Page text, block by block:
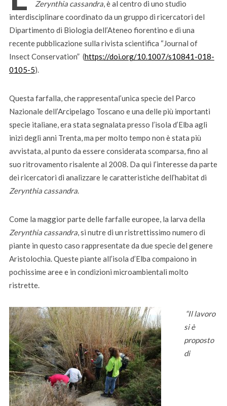
Zerynthia cassandra, è al centro di uno studio
interdisciplinare coordinato da un gruppo di ricercatori del
Dipartimento di Biologia dell’Ateneo fiorentino e di una
recente pubblicazione sulla rivista scientifica “Journal of
Insect Conservation” (https://doi.org/10.1007/s10841-018-
0105-5).
Questa farfalla, che rappresental’unica specie del Parco
Nazionale dell’Arcipelago Toscano e una delle più importanti
specie italiane, era stata segnalata presso l’isola d’Elba agli
inizi degli anni Trenta, ma per molto tempo non è stata più
avvistata, al punto da essere considerata scomparsa, fino al
suo ritrovamento risalente al 2008. Da qui l’interesse da parte
dei ricercatori di analizzare le caratteristiche dell’habitat di
Zerynthia cassandra.
Come la maggior parte delle farfalle europee, la larva della
Zerynthia cassandra, si nutre di un ristrettissimo numero di
piante in questo caso rappresentate da due specie del genere
Aristolochia. Queste piante all’isola d’Elba compaiono in
pochissime aree e in condizioni microambientali molto
ristrette.
“Il lavoro
si è
proposto
di